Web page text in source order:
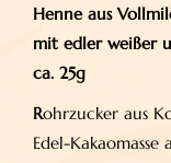
Henne aus
mit edler weißer
ca. 25g
Rohrzucker aus
Edel-Kakaomasse